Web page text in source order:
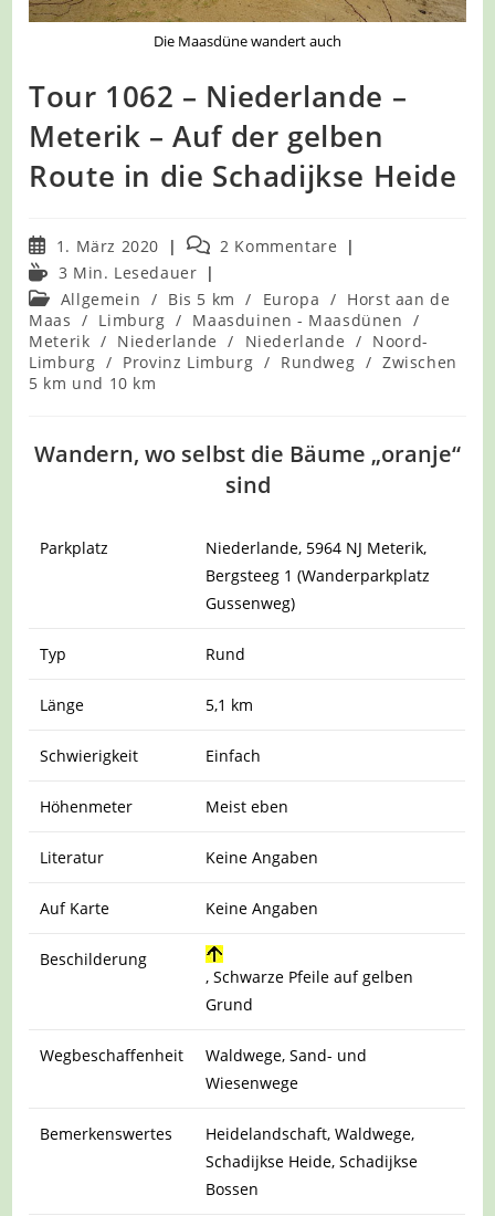
Die Maasdüne wandert auch
Tour 1062 – Niederlande –
Meterik – Auf der gelben
Route in die Schadijkse Heide
Beitrag
veröffentlicht:
1. März 2020
Beitrags-
Kommentare:
2 Kommentare
Lesedauer:
3 Min. Lesedauer
Beitrags-
Kategorie:
Allgemein / Bis 5 km / Europa / Horst aan de
Maas / Limburg / Maasduinen - Maasdünen /
Meterik / Niederlande / Niederlande / Noord-
Limburg / Provinz Limburg / Rundweg / Zwischen
5 km und 10 km
Wandern, wo selbst die Bäume „oranje“
sind
Parkplatz
Niederlande, 5964 NJ Meterik,
Bergsteeg 1 (Wanderparkplatz
Gussenweg)
Typ Rund
Länge 5,1 km
Schwierigkeit Einfach
Höhenmeter Meist eben
Literatur Keine Angaben
Auf Karte Keine Angaben
Beschilderung
, Schwarze Pfeile auf gelben
Grund
Wegbeschaffenheit
Waldwege, Sand- und
Wiesenwege
Bemerkenswertes
Heidelandschaft, Waldwege,
Schadijkse Heide, Schadijkse
Bossen